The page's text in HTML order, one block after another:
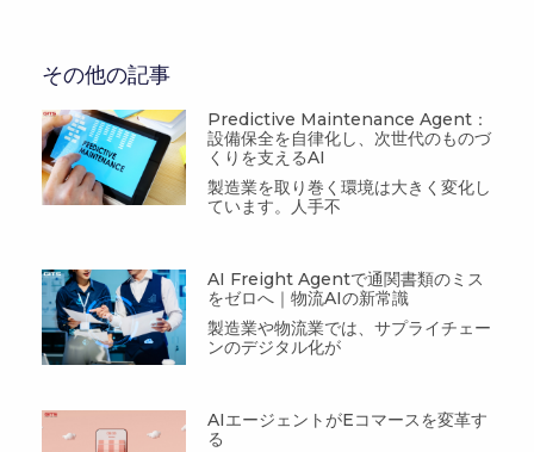
その他の記事
Predictive Maintenance Agent：
設備保全を自律化し、次世代のものづ
くりを支えるAI
製造業を取り巻く環境は大きく変化し
ています。人手不
AI Freight Agentで通関書類のミス
をゼロへ｜物流AIの新常識
製造業や物流業では、サプライチェー
ンのデジタル化が
AIエージェントがEコマースを変革す
る